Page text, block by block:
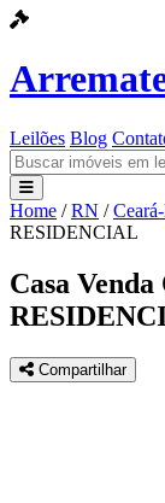
Leilões Blog
Leilões
Blog
Contato
Home / RN /
RESIDENCIAL
Casa
Compartilhar